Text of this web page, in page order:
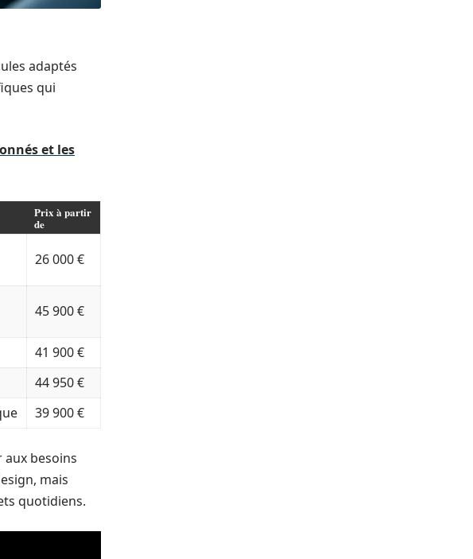
adaptés
qui
et les
Prix à partir
de
26 000 €
45 900 €
41 900 €
44 950 €
39 900 €
aux besoins
mais
quotidiens.